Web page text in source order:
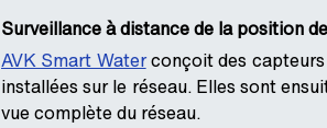
Surveillance à distance de la position
AVK Smart Waterconçoit des capteurs
installées sur le réseau. Elles sont
vue complète du réseau.